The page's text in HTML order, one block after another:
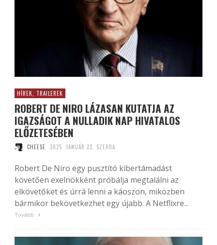
HÍREK, TRAILEREK
ROBERT DE NIRO LÁZASAN KUTATJA AZ
IGAZSÁGOT A NULLADIK NAP HIVATALOS
ELŐZETESÉBEN
CHEESE 2025. JANUÁR 22. SZERDA
Robert De Niro egy pusztító kibertámadást
követően exelnökként próbálja megtalálni az
elkövetőket és úrrá lenni a káoszon, miközben
bármikor bekövetkezhet egy újabb. A Netflixre...
Tovább